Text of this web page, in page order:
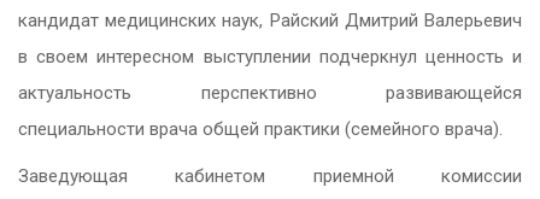
кандидат медицинских наук, Райский Дмитрий Валерьевич
в своем интересном выступлении подчеркнул ценность и
актуальность перспективно развивающейся
специальности врача общей практики (семейного врача).
Заведующая кабинетом приемной комиссии